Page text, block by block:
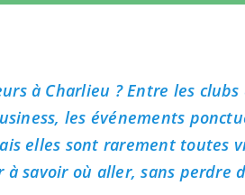
à Charlieu ? Entre les clubs
les événements
elles sont rarement toutes
savoir où aller, sans perdre